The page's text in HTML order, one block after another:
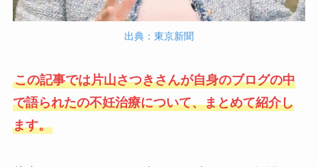
出典：東京新聞
この記事では片山さつきさんが自身のブログの中
で語られたの不妊治療について、まとめて紹介し
ます。